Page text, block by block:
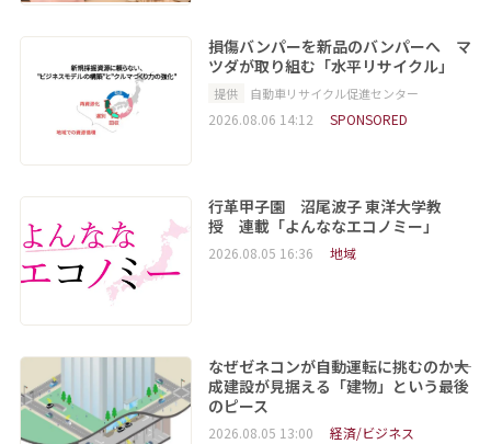
損傷バンパーを新品のバンパーへ マ
ツダが取り組む「水平リサイクル」
提供 自動車リサイクル促進センター
2026.08.06 14:12 SPONSORED
行革甲子園 沼尾波子 東洋大学教
授 連載「よんななエコノミー」
2026.08.05 16:36 地域
なぜゼネコンが自動運転に挑むのか――大
成建設が見据える「建物」という最後
のピース
2026.08.05 13:00 経済/ビジネス